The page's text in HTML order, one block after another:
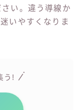
い。違う導線か
いやすくなりま
う!